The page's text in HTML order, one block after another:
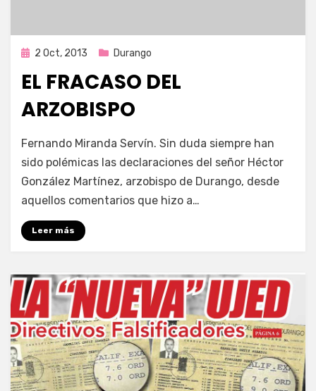
Publicada
2 Oct, 2013 Durango
EL FRACASO DEL
ARZOBISPO
Enrique
Fernando Miranda Servín. Sin duda siempre han
sido polémicas las declaraciones del señor Héctor
González Martínez, arzobispo de Durango, desde
aquellos comentarios que hizo a…
Leer más